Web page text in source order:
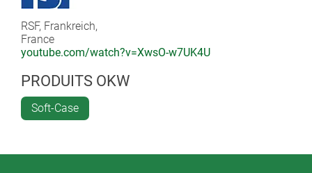
RSF, Frankreich,
France
youtube.com/watch?v=XwsO-w7UK4U
PRODUITS OKW
Soft-Case